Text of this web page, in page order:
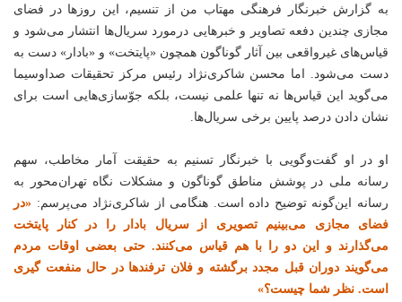
به گزارش خبرنگار فرهنگی مهتاب من از تنسیم، این روزها در فضای
مجازی چندین دفعه تصاویر و خبرهایی درمورد سریال‌ها انتشار می‌شود و
قیاس‌های غیرواقعی بین آثار گوناگون همچون «پایتخت» و «بادار» دست به
دست می‌شود. اما محسن شاکری‌نژاد رئیس مرکز تحقیقات صداوسیما
می‌گوید این قیاس‌ها نه تنها علمی نیست، بلکه جوّسازی‌هایی است برای
نشان دادن درصد پایین برخی سریال‌ها.
او در او گفت‌وگویی با خبرنگار تسنیم به حقیقت آمار مخاطب، سهم
رسانه ملی در پوشش مناطق گوناگون و مشکلات نگاه تهران‌محور به
رسانه این‌گونه توضیح داده است. هنگامی از شاکری‌نژاد می‌پرسم: «در
فضای مجازی می‌بینیم تصویری از سریال بادار را در کنار پایتخت
می‌گذارند و این دو را با هم قیاس می‌کنند. حتی بعضی اوقات مردم
می‌گویند دوران قبل مجدد برگشته و فلان ترفندها در حال منفعت گیری
است. نظر شما چیست؟»